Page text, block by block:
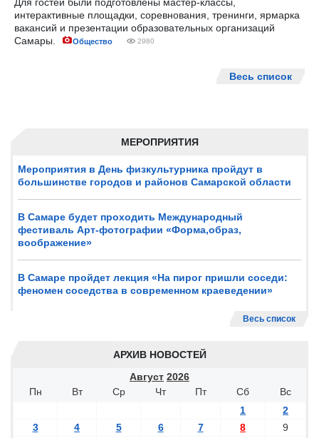
МЕРОПРИЯТИЯ
Мероприятия в День физкультурника пройдут в
большинстве городов и районов Самарской области
В Самаре будет проходить Международный
фестиваль Арт-фотографии «Форма,образ,
воображение»
В Самаре пройдет лекция «На пирог пришли соседи:
феномен соседства в современном краеведении»
Весь список
АРХИВ НОВОСТЕЙ
Август 2026
Пн
Вт Ср Чт Пт Сб
Вс
1
2
3
4 5 6 7 8
9
интерактивные площадки, соревнования, тренинги, ярмарка
вакансий и презентации образовательных организаций
Самары.
Общество 2980
Весь список